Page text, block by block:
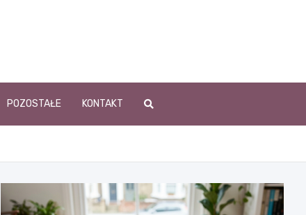
POZOSTAŁE KONTAKT